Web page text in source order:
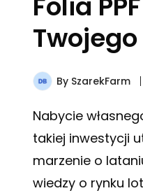
By SzarekFarm
Nabycie
takiej inwestycji
marzenie o
wiedzy o rynku